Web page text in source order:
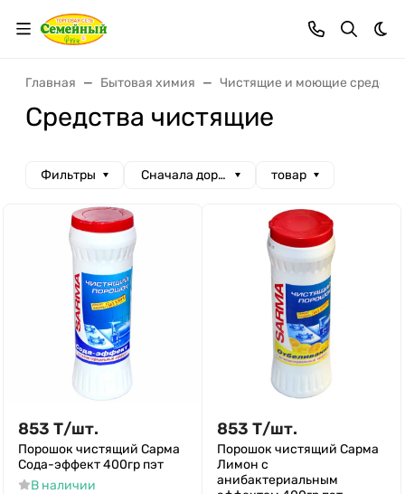
Главная Бытовая химия Чистящие и моющие
Средства чистящие
Фильтры Сначала дорогие товар
853 Т/шт.
Порошок чистящий Сарма
Сода-эффект 400гр пэт
В наличии
853 Т/шт.
Порошок чистящий Сарма
Лимон с
анибактериальным